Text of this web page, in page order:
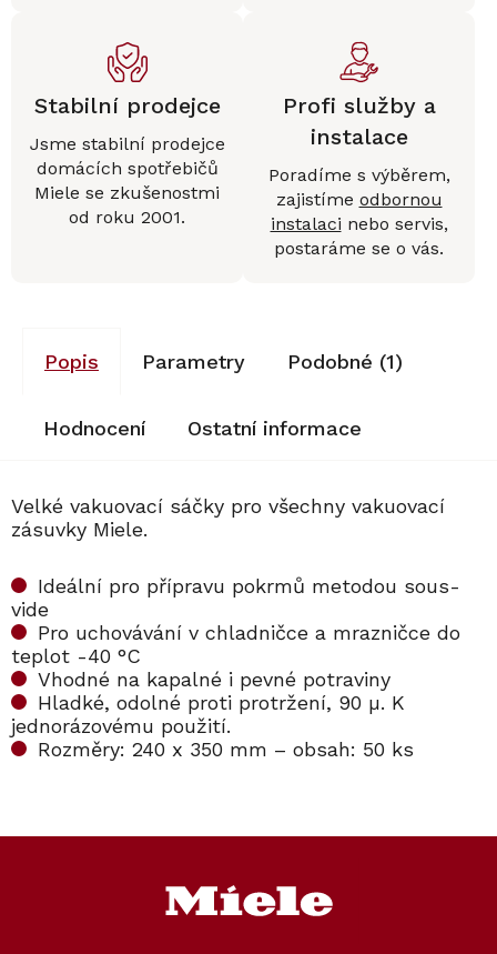
Stabilní prodejce
Jsme stabilní prodejce
domácích spotřebičů
Miele se zkušenostmi
od roku 2001.
Profi služby a
instalace
Poradíme s výběrem,
zajistíme odbornou
instalaci nebo servis,
postaráme se o vás.
Popis Parametry Podobné (1)
Hodnocení Ostatní informace
Velké vakuovací sáčky pro všechny vakuovací
zásuvky Miele.
Ideální pro přípravu pokrmů metodou sous-
vide
Pro uchovávání v chladničce a mrazničce do
teplot -40 °C
Vhodné na kapalné i pevné potraviny
Hladké, odolné proti protržení, 90 µ. K
jednorázovému použití.
Rozměry: 240 x 350 mm – obsah: 50 ks